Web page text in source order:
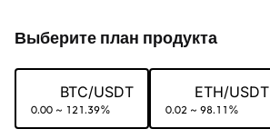
Выберите план продукта
BTC/USDT
0.00 ~ 121.39%
ETH/USDT
0.02 ~ 98.11%